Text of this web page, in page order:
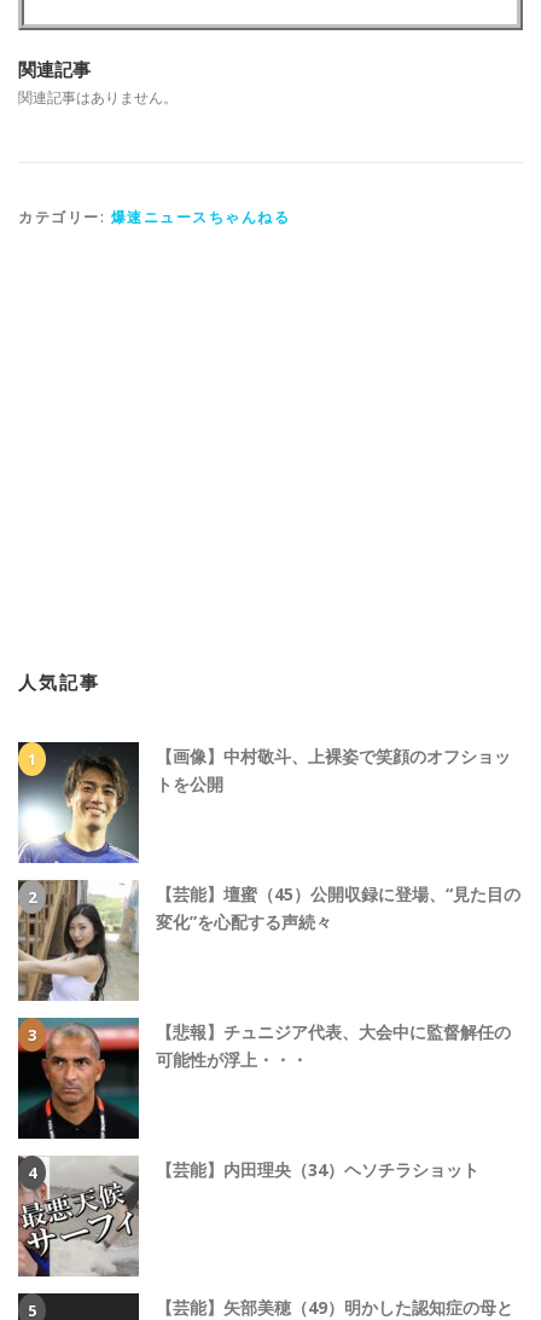
関連記事
関連記事はありません。
カテゴリー: 爆速ニュースちゃんねる
人気記事
【画像】中村敬斗、上裸姿で笑顔のオフショッ
トを公開
【芸能】壇蜜（45）公開収録に登場、“見た目の
変化”を心配する声続々
【悲報】チュニジア代表、大会中に監督解任の
可能性が浮上・・・
【芸能】内田理央（34）ヘソチラショット
【芸能】矢部美穂（49）明かした認知症の母と